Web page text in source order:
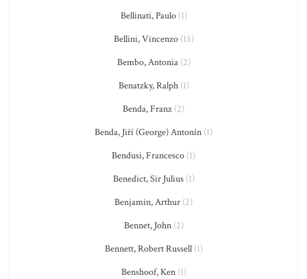
Bellinati, Paulo(1)
Bellini, Vincenzo(15)
Bembo, Antonia(2)
Benatzky, Ralph(1)
Benda, Franz (2)
Benda, Jiří (George) Antonín (1)
Bendusi, Francesco (1)
Benedict, Sir Julius(1)
Benjamin, Arthur (2)
Bennet, John(2)
Bennett, Robert Russell(1)
Benshoof, Ken(1)